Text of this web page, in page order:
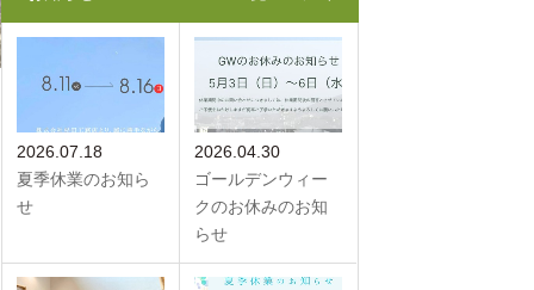
2026.07.18
夏季休業のお知ら
せ
2026.04.30
ゴールデンウィー
クのお休みのお知
らせ